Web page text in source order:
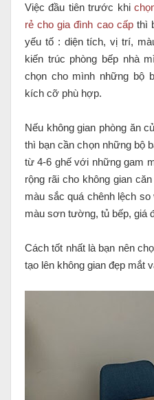
Việc đầu tiên trước khi
rẻ cho gia đình cao cấpthì
yếu tố : diện tích, vị trí,
kiến trúc phòng bếp nhà
chọn cho mình những bộ
kích cỡ phù hợp.
Nếu không gian phòng ăn
thì bạn cần chọn những bộ
từ 4-6 ghế với những gam
rộng rãi cho không gian
màu sắc quá chênh lệch
màu sơn tường, tủ bếp, giá
Cách tốt nhất là bạn nên
tạo lên không gian đẹp mắt